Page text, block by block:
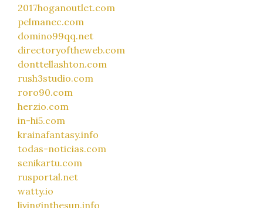
2017hoganoutlet.com
pelmanec.com
domino99qq.net
directoryoftheweb.com
donttellashton.com
rush3studio.com
roro90.com
herzio.com
in-hi5.com
krainafantasy.info
todas-noticias.com
senikartu.com
rusportal.net
watty.io
livinginthesun.info